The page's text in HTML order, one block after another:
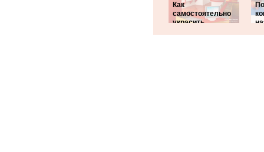
Как
самостоятельно
украсить